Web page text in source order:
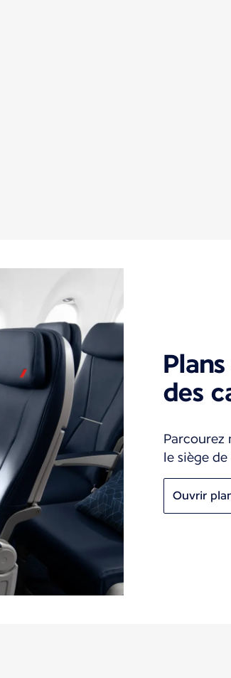
des
Parcourez
le siège
Ouvrir